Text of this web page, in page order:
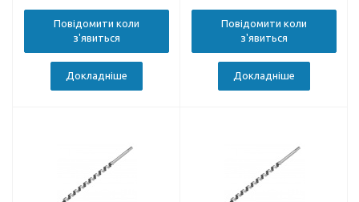
Повідомити коли
з'явиться
Докладніше
Повідомити коли
з'явиться
Докладніше